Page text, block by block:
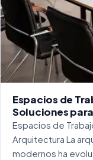
Espacios de
Soluciones
Espacios de
Arquitectura La
modernos ha